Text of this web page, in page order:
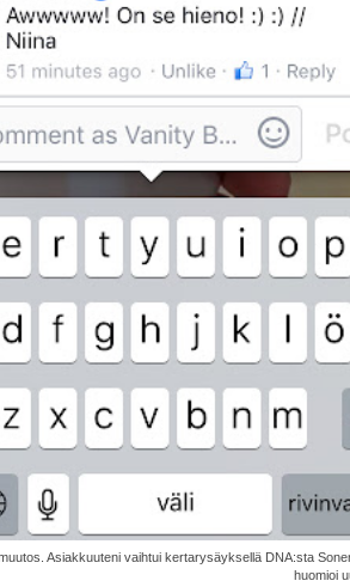
Asiakkuuteni vaihtui kertarysäyksellä DNA:sta
huomioi